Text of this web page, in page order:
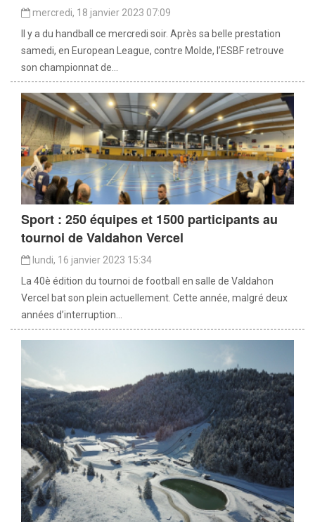
mercredi, 18 janvier 2023 07:09
Il y a du handball ce mercredi soir. Après sa belle prestation
samedi, en European League, contre Molde, l’ESBF retrouve
son championnat de...
Sport : 250 équipes et 1500 participants au
tournoi de Valdahon Vercel
lundi, 16 janvier 2023 15:34
La 40è édition du tournoi de football en salle de Valdahon
Vercel bat son plein actuellement. Cette année, malgré deux
années d’interruption...